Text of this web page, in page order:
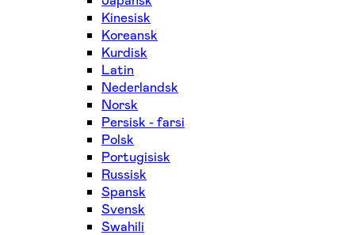
Kinesisk
Koreansk
Kurdisk
Latin
Nederlandsk
Norsk
Persisk - farsi
Polsk
Portugisisk
Russisk
Spansk
Svensk
Swahili